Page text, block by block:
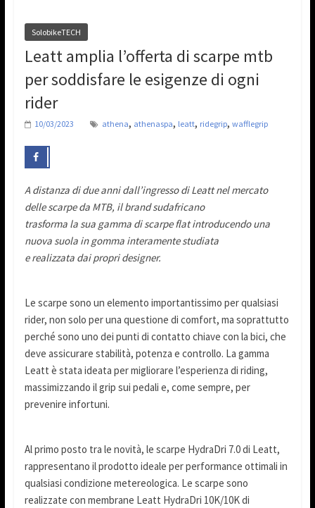
SolobikeTECH
Leatt amplia l’offerta di scarpe mtb
per soddisfare le esigenze di ogni
rider
10/03/2023 athena, athenaspa, leatt, ridegrip, wafflegrip
A distanza di due anni dall’ingresso di Leatt nel mercato
delle scarpe da MTB, il brand sudafricano
trasforma la sua gamma di scarpe flat introducendo una
nuova suola in gomma interamente studiata
e realizzata dai propri designer.
Le scarpe sono un elemento importantissimo per qualsiasi
rider, non solo per una questione di comfort, ma soprattutto
perché sono uno dei punti di contatto chiave con la bici, che
deve assicurare stabilità, potenza e controllo. La gamma
Leatt è stata ideata per migliorare l’esperienza di riding,
massimizzando il grip sui pedali e, come sempre, per
prevenire infortuni.
Al primo posto tra le novità, le scarpe HydraDri 7.0 di Leatt,
rappresentano il prodotto ideale per performance ottimali in
qualsiasi condizione metereologica. Le scarpe sono
realizzate con membrane Leatt HydraDri 10K/10K di